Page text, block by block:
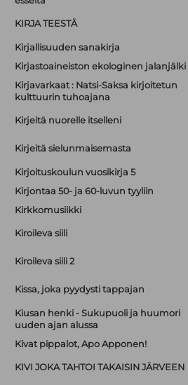
KIRJA TEESTÄ
Kirjallisuuden sanakirja
Kirjastoaineiston ekologinen jalanjälki
Kirjavarkaat : Natsi-Saksa kirjoitetun
kulttuurin tuhoajana
Kirjeitä nuorelle itselleni
Kirjeitä sielunmaisemasta
Kirjoituskoulun vuosikirja 5
Kirjontaa 50- ja 60-luvun tyyliin
Kirkkomusiikki
Kiroileva siili
Kiroileva siili 2
Kissa, joka pyydysti tappajan
Kiusan henki - Sukupuoli ja huumori
uuden ajan alussa
Kivat pippalot, Apo Apponen!
KIVI JOKA TAHTOI TAKAISIN JÄRVEEN